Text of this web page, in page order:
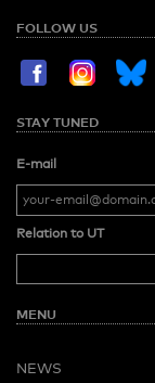
FOLLOW US
STAY TUNED
E-mail
Relation to UT
MENU
NEWS